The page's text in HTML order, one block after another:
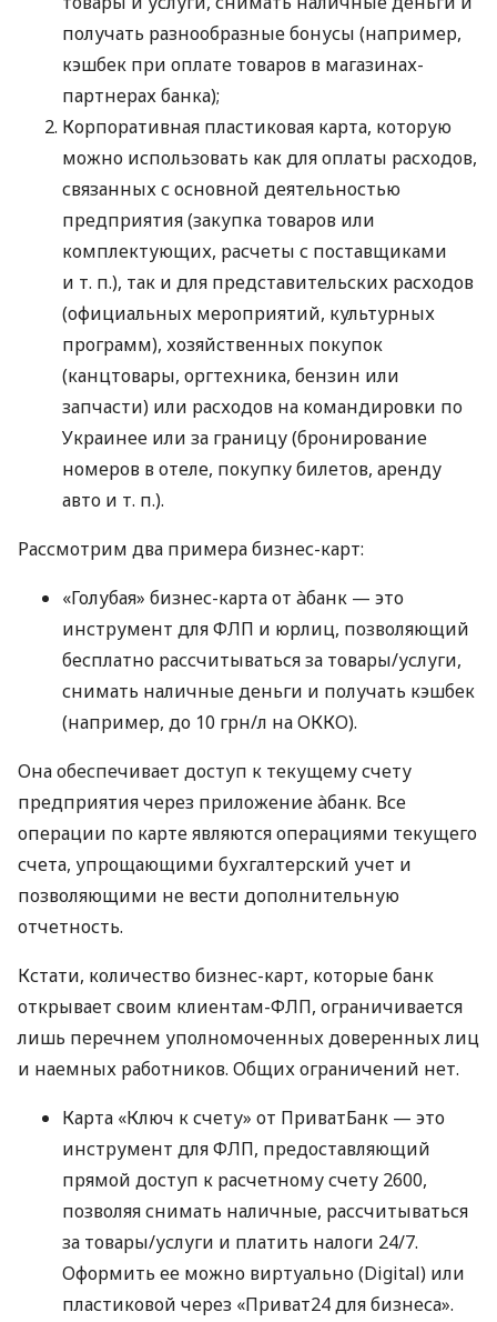
получать разнообразные бонусы (например,
кэшбек при оплате товаров в магазинах-
партнерах банка);
Корпоративная пластиковая карта, которую
можно использовать как для оплаты расходов,
связанных с основной деятельностью
предприятия (закупка товаров или
комплектующих, расчеты с поставщиками
и т. п.), так и для представительских расходов
(официальных мероприятий, культурных
программ), хозяйственных покупок
(канцтовары, оргтехника, бензин или
запчасти) или расходов на командировки по
Украинее или за границу (бронирование
номеров в отеле, покупку билетов, аренду
авто и т. п.).
Рассмотрим два примера бизнес-карт:
«Голубая» бизнес-карта от àбанк — это
инструмент для ФЛП и юрлиц, позволяющий
бесплатно рассчитываться за товары/услуги,
снимать наличные деньги и получать кэшбек
(например, до 10 грн/л на ОККО).
Она обеспечивает доступ к текущему счету
предприятия через приложение àбанк. Все
операции по карте являются операциями текущего
счета, упрощающими бухгалтерский учет и
позволяющими не вести дополнительную
отчетность.
Кстати, количество бизнес-карт, которые банк
открывает своим клиентам-ФЛП, ограничивается
лишь перечнем уполномоченных доверенных лиц
и наемных работников. Общих ограничений нет.
Карта «Ключ к счету» от ПриватБанк — это
инструмент для ФЛП, предоставляющий
прямой доступ к расчетному счету 2600,
позволяя снимать наличные, рассчитываться
за товары/услуги и платить налоги 24/7.
Оформить ее можно виртуально (Digital) или
пластиковой через «Приват24 для бизнеса».